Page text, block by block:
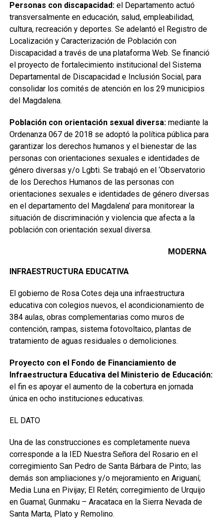
Personas con discapacidad: el Departamento actuó
transversalmente en educación, salud, empleabilidad,
cultura, recreación y deportes. Se adelantó el Registro de
Localización y Caracterización de Población con
Discapacidad a través de una plataforma Web. Se financió
el proyecto de fortalecimiento institucional del Sistema
Departamental de Discapacidad e Inclusión Social, para
consolidar los comités de atención en los 29 municipios
del Magdalena.
Población con orientación sexual diversa: mediante la
Ordenanza 067 de 2018 se adoptó la política pública para
garantizar los derechos humanos y el bienestar de las
personas con orientaciones sexuales e identidades de
género diversas y/o Lgbti. Se trabajó en el ‘Observatorio
de los Derechos Humanos de las personas con
orientaciones sexuales e identidades de género diversas
en el departamento del Magdalena’ para monitorear la
situación de discriminación y violencia que afecta a la
población con orientación sexual diversa.
MODERNA
INFRAESTRUCTURA EDUCATIVA
El gobierno de Rosa Cotes deja una infraestructura
educativa con colegios nuevos, el acondicionamiento de
384 aulas, obras complementarias como muros de
contención, rampas, sistema fotovoltaico, plantas de
tratamiento de aguas residuales o demoliciones.
Proyecto con el Fondo de Financiamiento de
Infraestructura Educativa del Ministerio de Educación:
el fin es apoyar el aumento de la cobertura en jornada
única en ocho instituciones educativas.
EL DATO
Una de las construcciones es completamente nueva
corresponde a la IED Nuestra Señora del Rosario en el
corregimiento San Pedro de Santa Bárbara de Pinto; las
demás son ampliaciones y/o mejoramiento en Ariguaní;
Media Luna en Pivijay; El Retén; corregimiento de Urquijo
en Guamal; Gunmaku – Aracataca en la Sierra Nevada de
Santa Marta, Plato y Remolino.